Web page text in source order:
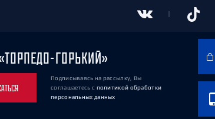
ГОРЬКИЙ»
Подписываясь на рассылку, Вы
соглашаетесь с политикой обработки
персональных данных